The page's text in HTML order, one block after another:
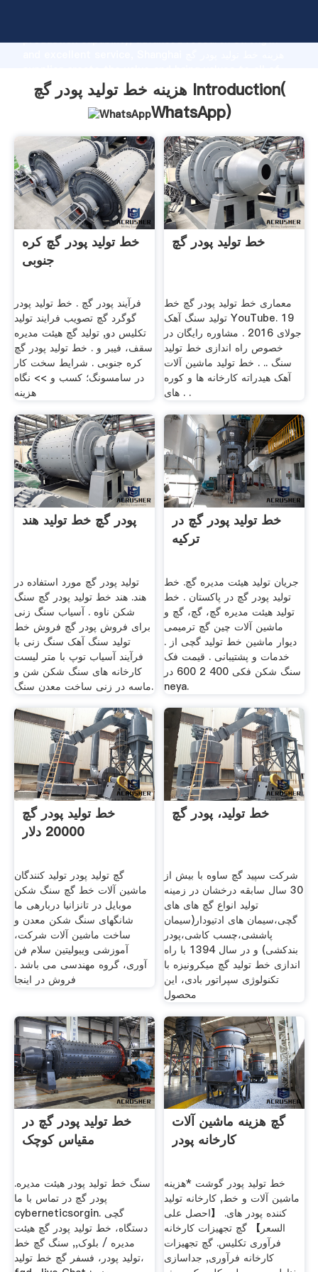
production capability, advanced research strength
customers.
هزینه خط تولید پودر گچ Introduction(
WhatsApp)
خط تولید پودر گچ کره
جنوبی
فرآیند پودر گچ . خط تولید پودر
گوگرد گچ تصویب فرایند تولید
تکلیس دو, تولید گچ هیئت مدیره
سقف، فیبر و . خط تولید پودر گچ
کره جنوبی . شرایط سخت کار
در سامسونگ؛ کسب و >> نگاه
هزینه
خط تولید پودر گچ
معماری خط تولید پودر گچ خط
تولید سنگ آهک YouTube. 19
جولای 2016 . مشاوره رایگان در
خصوص راه اندازی خط تولید
سنگ .. . خط تولید ماشین آلات
آهک هیدراته کارخانه ها و کوره
های . .
پودر گچ خط تولید هند
تولید پودر گچ مورد استفاده در
هند. هند خط تولید پودر گچ سنگ
شکن ناوه . آسیاب سنگ زنی
برای فروش پودر گچ فروش خط
تولید سنگ آهک سنگ زنی با
فرآیند آسیاب توپ با متر لیست
کارخانه های سنگ شکن شن و
ماسه در زنی ساخت معدن سنگ.
خط تولید پودر گچ در
ترکیه
جریان تولید هیئت مدیره گچ. خط
تولید پودر گچ در پاکستان . خط
تولید هیئت مدیره گچ، گچ، گچ و
ماشین آلات چین گچ ترمیمی
دیوار ماشین خط تولید گچی از .
خدمات و پشتیبانی . قیمت فک
سنگ شکن فکی 400 2 600 در
neya.
خط تولید پودر گچ
20000 دلار
گچ تولید پودر تولید کنندگان
ماشین آلات خط گچ سنگ شکن
موبایل در تانزانیا دربارهی ما
شانگهای سنگ شکن معدن و
ساخت ماشین آلات شرکت،
آموزشی ویبولیتین سلام فن
آوری، گروه مهندسی می باشد .
فروش در اینجا
خط تولید، پودر گچ
شرکت سپید گچ ساوه با بیش از
30 سال سابقه درخشان در زمینه
تولید انواع گچ های های
گچی،سیمان های ادتیودار(سیمان
پاششی،چسب کاشی،پودر
بندکشی) و در سال 1394 با راه
اندازی خط تولید گچ میکرونیزه با
تکنولوژی سپراتور بادی، این
محصول
خط تولید پودر گچ در
مقیاس کوچک
سنگ خط تولید پودر هیئت مدیره.
پودر گچ در تماس با ما
cyberneticsorgin. گچی
دستگاه، خط تولید پودر گچ هیئت
مدیره / بلوک,, سنگ گچ خط
تولید پودر، فسفر گچ خط تولید،
گچ هزینه ماشین آلات
کارخانه پودر
خط تولید پودر گوشت *هزینه
ماشین آلات و خط, ‌کارخانه تولید
کننده پودر های. 【احصل على
السعر】 گچ تجهیزات کارخانه
فرآوری تکلیس. گچ تجهیزات
کارخانه فرآوری, جداسازی